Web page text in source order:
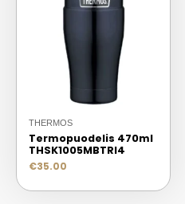
THERMOS
Termopuodelis 470ml
THSK1005MBTRI4
€35.00